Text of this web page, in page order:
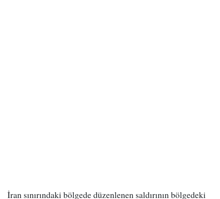
İran sınırındaki bölgede düzenlenen saldırının bölgedeki